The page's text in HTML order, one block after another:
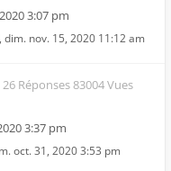
3:07 pm
, dim. nov. 15, 2020 11:12 am
26 Réponses 83004 Vues
3:37 pm
oct. 31, 2020 3:53 pm